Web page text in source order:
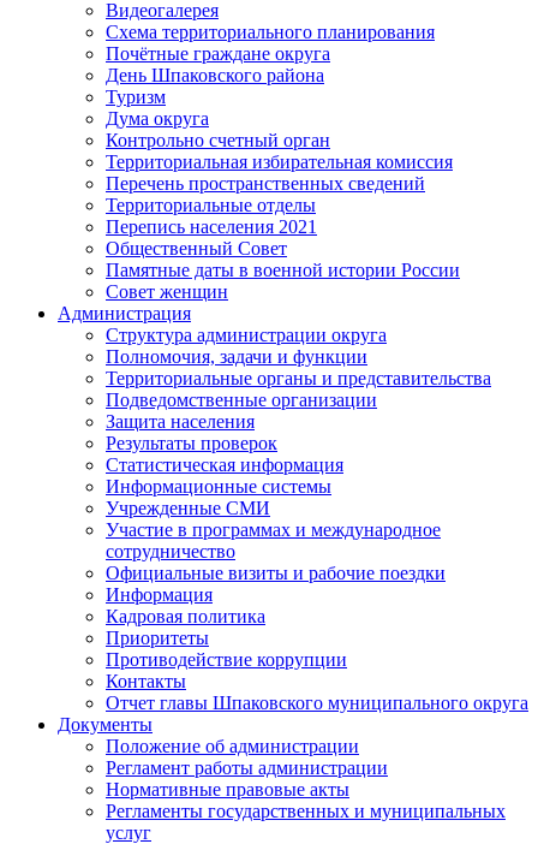
Видеогалерея
Схема территориального планирования
Почётные граждане округа
День Шпаковского района
Туризм
Дума округа
Контрольно счетный орган
Территориальная избирательная комиссия
Перечень пространственных сведений
Территориальные отделы
Перепись населения 2021
Общественный Совет
Памятные даты в военной истории России
Совет женщин
Администрация
Структура администрации округа
Полномочия, задачи и функции
Территориальные органы и представительства
Подведомственные организации
Защита населения
Результаты проверок
Статистическая информация
Информационные системы
Учрежденные СМИ
Участие в программах и международное
сотрудничество
Официальные визиты и рабочие поездки
Информация
Кадровая политика
Приоритеты
Противодействие коррупции
Контакты
Отчет главы Шпаковского муниципального округа
Документы
Положение об администрации
Регламент работы администрации
Нормативные правовые акты
Регламенты государственных и муниципальных
услуг